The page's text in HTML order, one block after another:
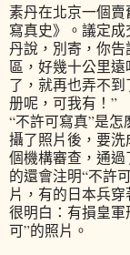
素丹在北京一個
寫真史》。議定
丹說，別寄，你
區，好幾十公里
了，就再也弄不
册呢，可我有！”
“不許可寫真”是
攝了照片後，要
個機構審查，通
的還會注明“不許
片，有的日本兵
很明白：有損皇
可”的照片。